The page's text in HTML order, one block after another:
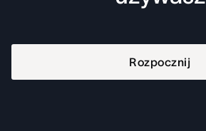
Rozpocznij